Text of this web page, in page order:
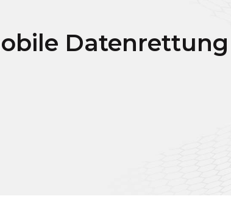
Datenrettung